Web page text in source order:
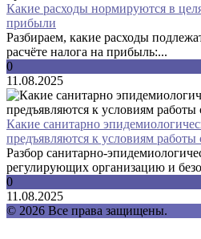
Какие расходы нормируются в
прибыли
Разбираем, какие расходы
расчёте налога на прибыль:...
0
11.08.2025
Какие санитарно
предъявляются к условиям работы
Разбор санитарно-
регулирующих организацию и
0
11.08.2025
© 2026 Все права защищены.